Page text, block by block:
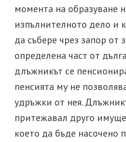
момента на образуване
изпълнителното дело и
да събере чрез запор от
определена част от
длъжникът се
пенсията му не
удръжки от нея.
притежавал друго
което да бъде насочено